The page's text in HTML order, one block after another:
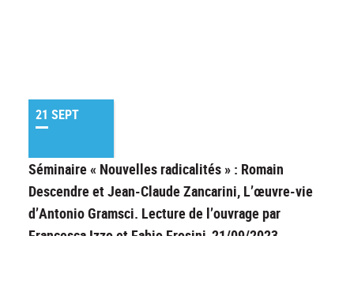
21 SEPT
Séminaire « Nouvelles radicalités » : Romain
Descendre et Jean-Claude Zancarini, L’œuvre-vie
d’Antonio Gramsci. Lecture de l’ouvrage par
Francesca Izzo et Fabio Frosini_21/09/2023